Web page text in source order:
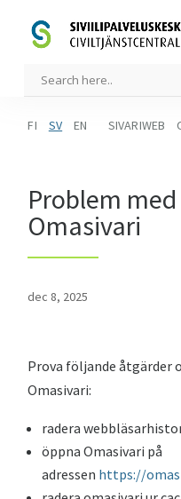
FI SV EN SIVARIWEB
Problem
Omasivari
dec 8, 2025
Prova följande åtgärder
Omasivari:
radera
öppna Omasivari på
adressen https://